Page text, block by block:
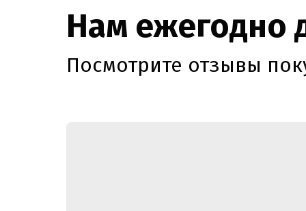
Нам ежегодно
Посмотрите отзывы